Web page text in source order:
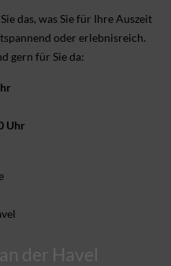
das, was Sie für Ihre Aus­zeit
oder erlebnis­reich.
gern für Sie da:
Uhr
der Havel